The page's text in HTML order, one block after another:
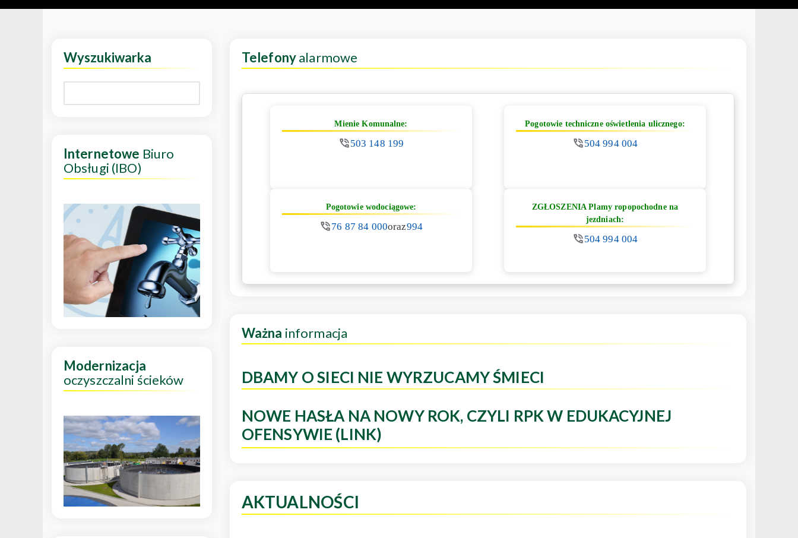
Telefonyalarmowe
Mienie Komunalne:
503 148 199
Pogotowie techniczne oświetlenia ulicznego:
504 994 004
Pogotowie wodociągowe:
76 87 84 000oraz994
ZGŁOSZENIA Plamy ropopochodne na
jezdniach:
504 994 004
Ważna informacja
DBAMY O SIECI NIE WYRZUCAMY ŚMIECI
NOWE HASŁA NA NOWY ROK, CZYLI RPK W EDUKACYJNEJ
OFENSYWIE (LINK)
AKTUALNOŚCI
Wyszukiwarka
Internetowe Biuro
Obsługi (IBO)
Modernizacja
oczyszczalni ścieków